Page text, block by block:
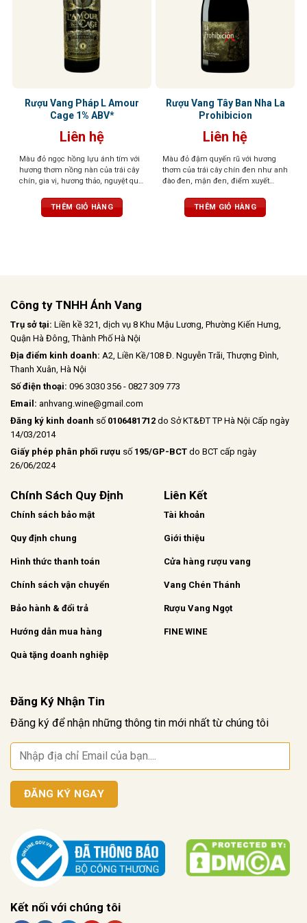
Rượu Vang Pháp L Amour
Cage 1% ABV*
Liên hệ
Màu đỏ ngọc hồng lựu ánh tím với
hương thơm nồng nàn của trái cây
chín, gia vị, hương thảo, nguyệt quế,
tinh tế, tròn trịa, bền bỉ và tannin
mượt mà.
THÊM GIỎ HÀNG
Rượu Vang Tây Ban Nha La
Prohibicion
Liên hệ
Màu đỏ đậm quyến rũ với hương
thơm của trái cây chín đen như anh
đào đen, mận đen, điểm xuyết
vị cay nhẹ. Vị rượu cân bằng, tươi
mới, sống động, giàu tannin nhưng
THÊM GIỎ HÀNG
Công ty TNHH Ánh Vang
Trụ sở tại: Liền kề 321, dịch vụ 8 Khu Mậu Lương, Phường Kiến Hưng,
Quận Hà Đông, Thành Phố Hà Nội
Địa điểm kinh doanh: A2, Liền Kề/108 Đ. Nguyễn Trãi, Thượng Đình,
Thanh Xuân, Hà Nội
Số điện thoại: 096 3030 356 - 0827 309 773
Email: anhvang.wine@gmail.com
Đăng ký kinh doanh số 0106481712 do Sở KT&ĐT TP Hà Nội Cấp ngày
14/03/2014
Giấy phép phân phối rượu số 195/GP-BCT do BCT cấp ngày
26/06/2024
Chính Sách Quy Định
Chính sách bảo mật
Quy định chung
Hình thức thanh toán
Chính sách vận chuyển
Bảo hành & đổi trả
Hướng dẫn mua hàng
Quà tặng doanh nghiệp
Liên Kết
Tài khoản
Giới thiệu
Cửa hàng rượu vang
Vang Chén Thánh
Rượu Vang Ngọt
FINE WINE
Đăng Ký Nhận Tin
Đăng ký để nhận những thông tin mới nhất từ chúng tôi
Kết nối với chúng tôi